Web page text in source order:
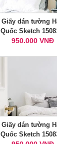
Giấy dán tường
Quốc Sketch
950.000 VNĐ
Giấy dán tường
Quốc Sketch